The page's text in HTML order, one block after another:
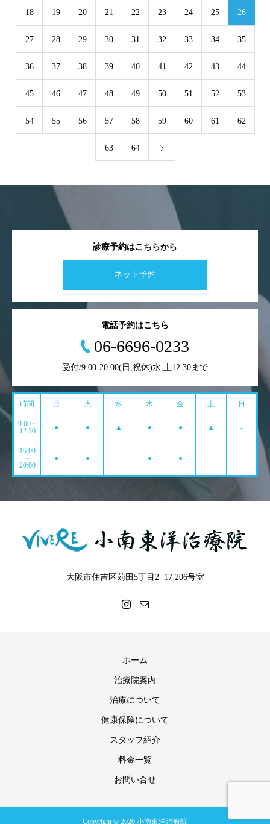
18 19 20 21 22 23 24 25 26
27 28 29 30 31 32 33 34 35
36 37 38 39 40 41 42 43 44
45 46 47 48 49 50 51 52 53
54 55 56 57 58 59 60 61 62
63 64
診療予約はこちらから
ネット予約
電話予約はこちら
06-6696-0233
受付/9:00-20:00(日,祝休)水,土12:30まで
時間 月 火 水 木 金 土 日
9:00 ~
12:30
● ● ▲ ● ● ▲ -
16:00
~
20:00
● ● - ● ● - -
大阪市住吉区苅田5丁目2−17 206号室
ホーム
治療院案内
治療について
健康保険について
スタッフ紹介
料金一覧
お問い合せ
Copyright © 2020 小南東洋治療院